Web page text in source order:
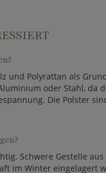
und Polyrattan als
oder Stahl, da
Die Polster
Schwere Gestelle
im Winter eingelagert